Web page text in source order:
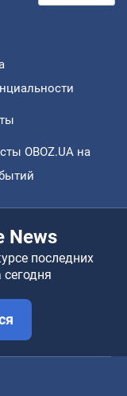
OBOZ.UA на
News
последних